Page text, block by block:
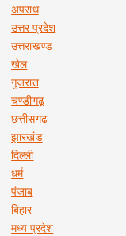
अपराध
उत्तर प्रदेश
उत्तराखण्ड
खेल
गुजरात
चण्डीगढ़
छत्तीसगढ़
झारखंड
दिल्ली
धर्म
पंजाब
बिहार
मध्य प्रदेश